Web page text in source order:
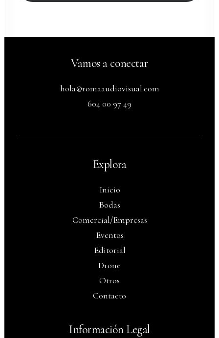
Vamos a conectar
hola@romaaudiovisual.com
604 00 97 49
Explora
Inicio
Bodas
Comercial/Empresas
Eventos
Editorial
Drone
Otros
Contacto
Información Legal